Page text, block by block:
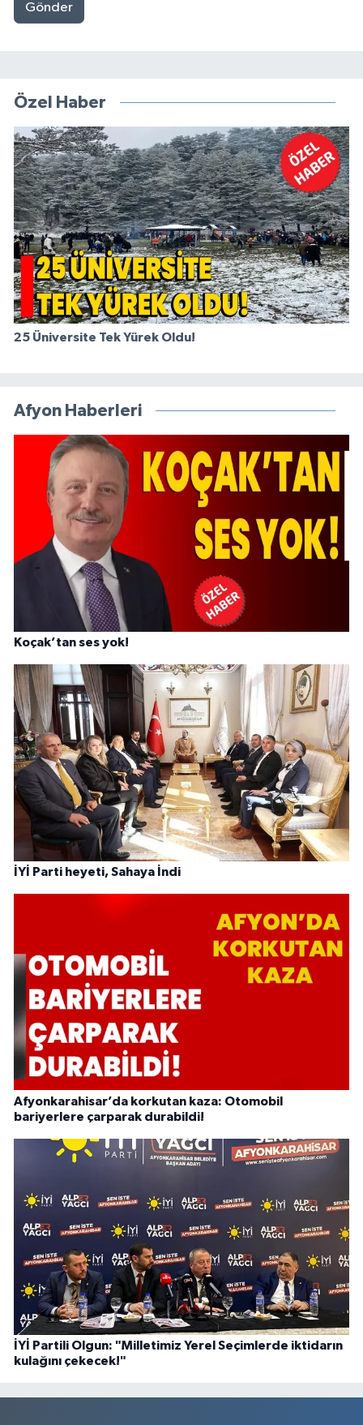
Gönder
Özel Haber
25 Üniversite Tek Yürek Oldu!
Afyon Haberleri
Koçak’tan ses yok!
İYİ Parti heyeti, Sahaya İndi
Afyonkarahisar’da korkutan kaza: Otomobil
bariyerlere çarparak durabildi!
İYİ Partili Olgun: "Milletimiz Yerel Seçimlerde iktidarın
kulağını çekecek!"